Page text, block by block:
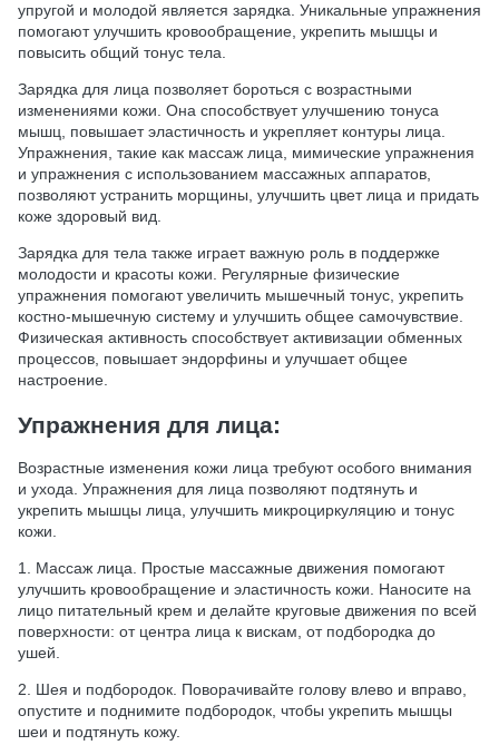
упругой и молодой является зарядка. Уникальные упражнения
помогают улучшить кровообращение, укрепить мышцы и
повысить общий тонус тела.
Зарядка для лица позволяет бороться с возрастными
изменениями кожи. Она способствует улучшению тонуса
мышц, повышает эластичность и укрепляет контуры лица.
Упражнения, такие как массаж лица, мимические упражнения
и упражнения с использованием массажных аппаратов,
позволяют устранить морщины, улучшить цвет лица и придать
коже здоровый вид.
Зарядка для тела также играет важную роль в поддержке
молодости и красоты кожи. Регулярные физические
упражнения помогают увеличить мышечный тонус, укрепить
костно-мышечную систему и улучшить общее самочувствие.
Физическая активность способствует активизации обменных
процессов, повышает эндорфины и улучшает общее
настроение.
Упражнения для лица:
Возрастные изменения кожи лица требуют особого внимания
и ухода. Упражнения для лица позволяют подтянуть и
укрепить мышцы лица, улучшить микроциркуляцию и тонус
кожи.
1. Массаж лица. Простые массажные движения помогают
улучшить кровообращение и эластичность кожи. Наносите на
лицо питательный крем и делайте круговые движения по всей
поверхности: от центра лица к вискам, от подбородка до
ушей.
2. Шея и подбородок. Поворачивайте голову влево и вправо,
опустите и поднимите подбородок, чтобы укрепить мышцы
шеи и подтянуть кожу.